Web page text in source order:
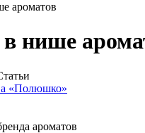
ароматов
в нише